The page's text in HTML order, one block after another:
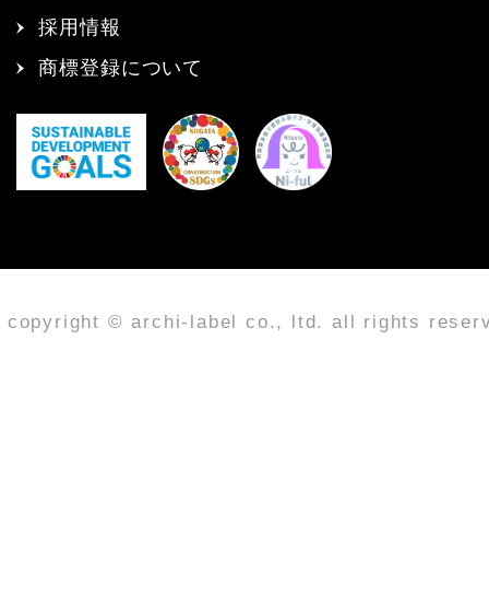
採用情報
商標登録について
copyright © archi-label co., ltd. all rights